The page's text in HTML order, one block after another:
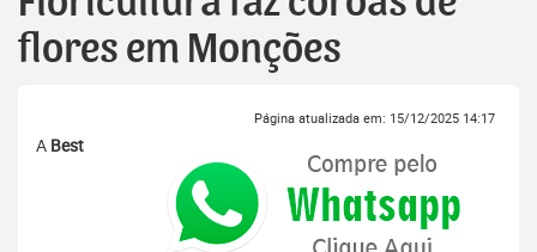
flores em Monções
Página atualizada em: 15/12/2025 14:17
A Best